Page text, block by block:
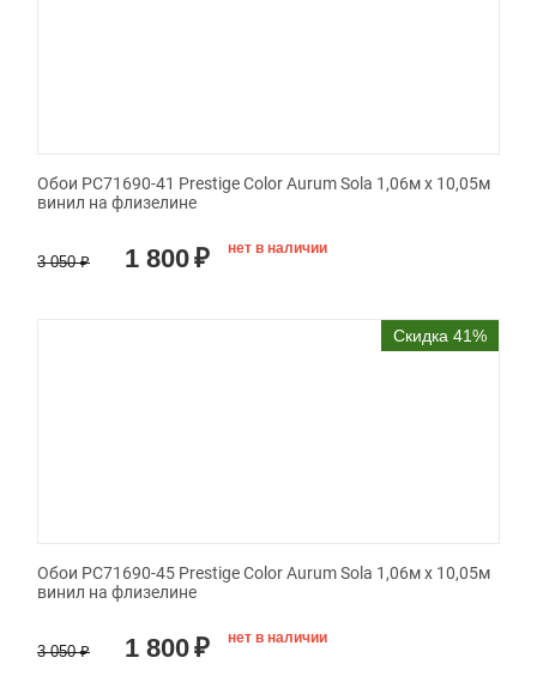
Обои PC71690-41 Prestige Color Aurum Sola 1,06м х 10,05м
винил на флизелине
3 050 ₽ 1 800₽ нет в наличии
Скидка 41%
Обои PC71690-45 Prestige Color Aurum Sola 1,06м х 10,05м
винил на флизелине
3 050 ₽ 1 800₽ нет в наличии